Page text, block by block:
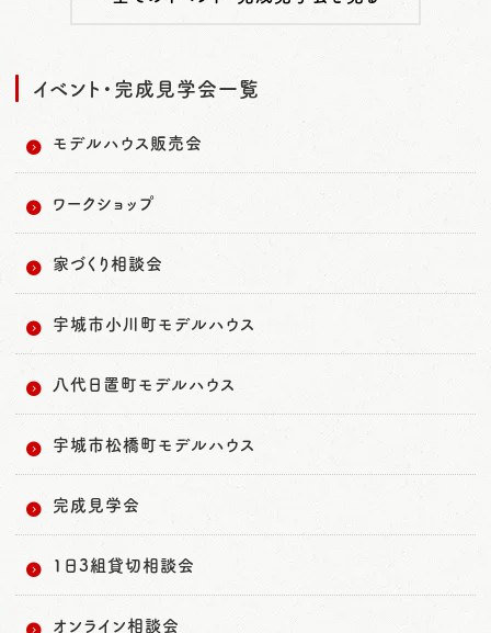
イベント・完成見学会一覧
モデルハウス販売会
ワークショップ
家づくり相談会
宇城市小川町モデルハウス
八代日置町モデルハウス
宇城市松橋町モデルハウス
完成見学会
1日3組貸切相談会
オンライン相談会